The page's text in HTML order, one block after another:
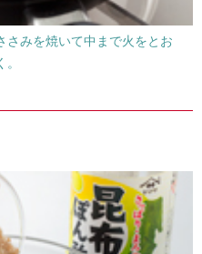
さみを焼いて中まで火をとお